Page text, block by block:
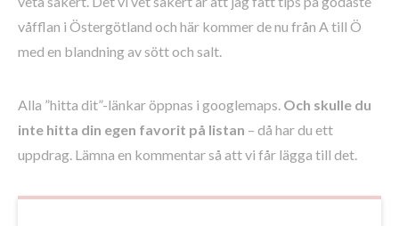
våfflan i Östergötland och här kommer de nu från A till Ö
med en blandning av sött och salt.
Alla ”hitta dit”-länkar öppnas i googlemaps. Och skulle du
inte hitta din egen favorit på listan – då har du ett
uppdrag. Lämna en kommentar så att vi får lägga till det.